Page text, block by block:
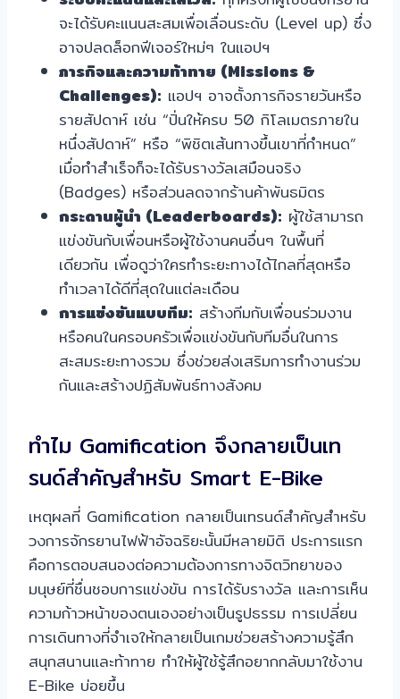
จะได้รับคะแนนสะสมเพื่อเลื่อนระดับ (Level up) ซึ่ง
อาจปลดล็อกฟีเจอร์ใหม่ๆ ในแอปฯ
ภารกิจและความท้าทาย (Missions &
Challenges): แอปฯ อาจตั้งภารกิจรายวันหรือ
รายสัปดาห์ เช่น “ปั่นให้ครบ 50 กิโลเมตรภายใน
หนึ่งสัปดาห์” หรือ “พิชิตเส้นทางขึ้นเขาที่กำหนด”
เมื่อทำสำเร็จก็จะได้รับรางวัลเสมือนจริง
(Badges) หรือส่วนลดจากร้านค้าพันธมิตร
กระดานผู้นำ (Leaderboards): ผู้ใช้สามารถ
แข่งขันกับเพื่อนหรือผู้ใช้งานคนอื่นๆ ในพื้นที่
เดียวกัน เพื่อดูว่าใครทำระยะทางได้ไกลที่สุดหรือ
ทำเวลาได้ดีที่สุดในแต่ละเดือน
การแข่งขันแบบทีม: สร้างทีมกับเพื่อนร่วมงาน
หรือคนในครอบครัวเพื่อแข่งขันกับทีมอื่นในการ
สะสมระยะทางรวม ซึ่งช่วยส่งเสริมการทำงานร่วม
กันและสร้างปฏิสัมพันธ์ทางสังคม
ทำไม Gamification จึงกลายเป็นเท
รนด์สำคัญสำหรับ Smart E-Bike
เหตุผลที่ Gamification กลายเป็นเทรนด์สำคัญสำหรับ
วงการจักรยานไฟฟ้าอัจฉริยะนั้นมีหลายมิติ ประการแรก
คือการตอบสนองต่อความต้องการทางจิตวิทยาของ
มนุษย์ที่ชื่นชอบการแข่งขัน การได้รับรางวัล และการเห็น
ความก้าวหน้าของตนเองอย่างเป็นรูปธรรม การเปลี่ยน
การเดินทางที่จำเจให้กลายเป็นเกมช่วยสร้างความรู้สึก
สนุกสนานและท้าทาย ทำให้ผู้ใช้รู้สึกอยากกลับมาใช้งาน
E-Bike บ่อยขึ้น